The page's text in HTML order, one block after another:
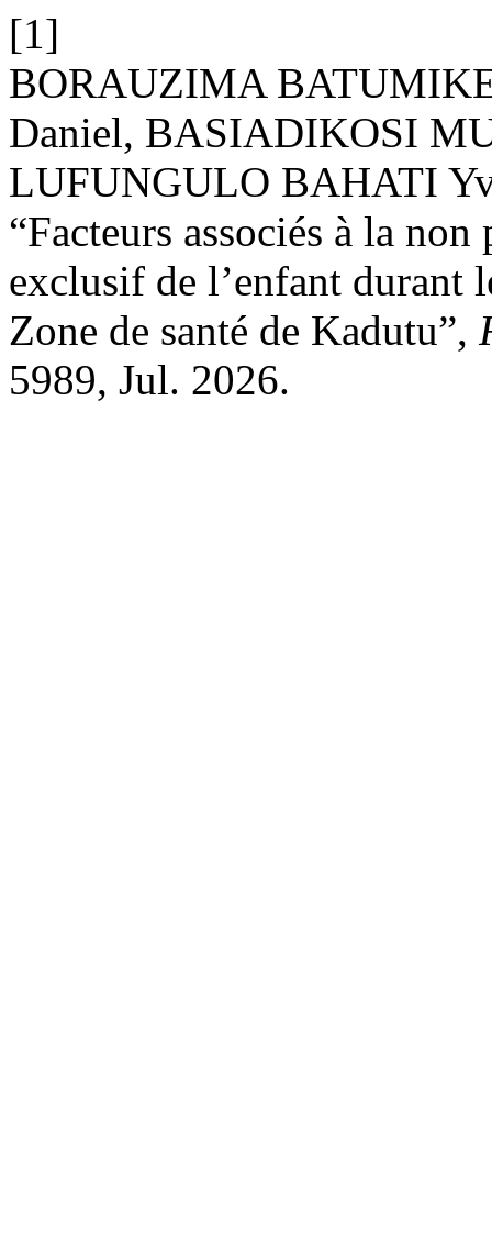
[1]
BORAUZIMA
Daniel, BASIADIKOSI
LUFUNGULO BAHATI
“Facteurs associés à la
exclusif de l’enfant durant
Zone de santé de Kadutu”,
5989, Jul. 2026.